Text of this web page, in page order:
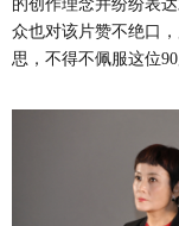
的创作理念并纷纷表
众也对该片赞不绝口
思，不得不佩服这位90